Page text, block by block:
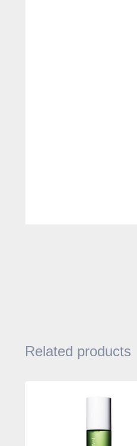
Related products